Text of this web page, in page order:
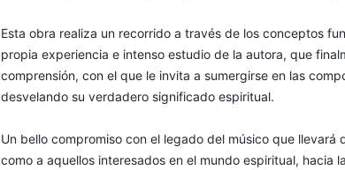
Esta obra realiza un recorrido a través de los conceptos
propia experiencia e intenso estudio de la autora, que
comprensión, con el que le invita a sumergirse en las
desvelando su verdadero significado espiritual.
Un bello compromiso con el legado del músico que
como a aquellos interesados en el mundo espiritual,